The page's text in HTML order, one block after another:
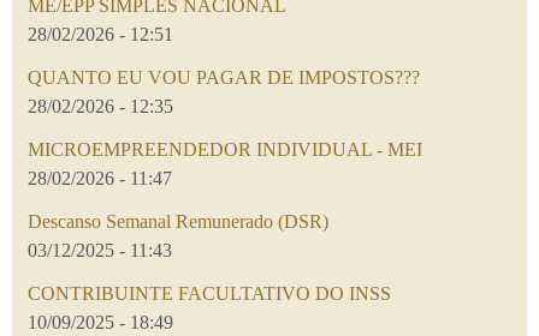
ME/EPP SIMPLES NACIONAL
28/02/2026 - 12:51
QUANTO EU VOU PAGAR DE IMPOSTOS???
28/02/2026 - 12:35
MICROEMPREENDEDOR INDIVIDUAL - MEI
28/02/2026 - 11:47
Descanso Semanal Remunerado (DSR)
03/12/2025 - 11:43
CONTRIBUINTE FACULTATIVO DO INSS
10/09/2025 - 18:49